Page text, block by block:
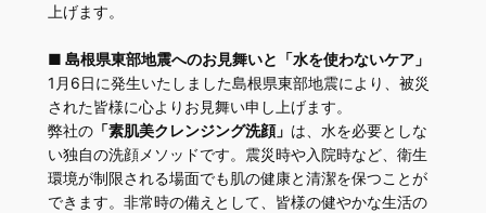
上げます。
■ 島根県東部地震へのお見舞いと「水を使わないケア」
1月6日に発生いたしました島根県東部地震により、被災
された皆様に心よりお見舞い申し上げます。
弊社の「素肌美クレンジング洗顔」 は、水を必要としな
い独自の洗顔メソッドです。震災時や入院時など、衛生
環境が制限される場面でも肌の健康と清潔を保つことが
できます。非常時の備えとして、皆様の健やかな生活の